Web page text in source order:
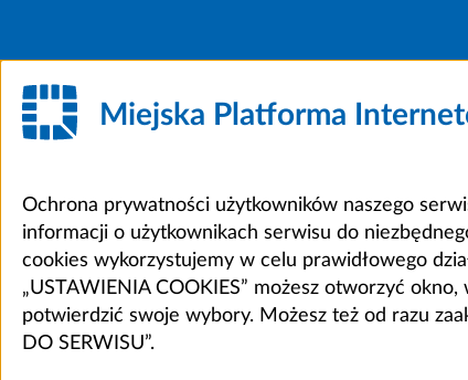
Miejska Platforma
Ochrona prywatności użytkowników naszego
informacji o użytkownikach serwisu do
cookies wykorzystujemy w celu prawidłowego
„USTAWIENIA COOKIES” możesz otworzyć
potwierdzić swoje wybory. Możesz też od razu
DO SERWISU”.